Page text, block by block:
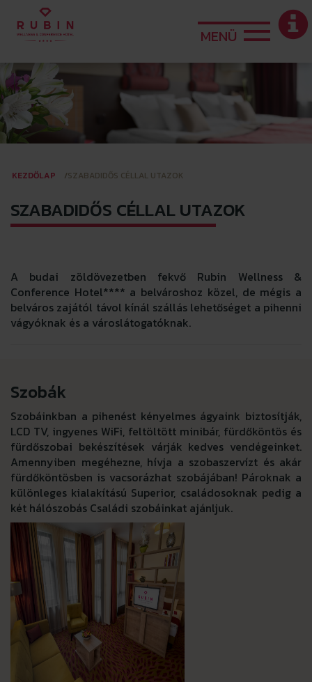
MENÜ
KEZDŐLAP SZABADIDŐS CÉLLAL UTAZOK
SZABADIDŐS CÉLLAL UTAZOK
A budai zöldövezetben fekvő Rubin Wellness &
Conference Hotel**** a belvároshoz közel, de mégis a
belváros zajától távol kínál szállás lehetőséget a pihenni
vágyóknak és a városlátogatóknak.
Szobák
Szobáinkban a pihenést kényelmes ágyaink biztosítják,
LCD TV, ingyenes WiFi, feltöltött minibár, fürdőköntös és
fürdőszobai bekészítések várják kedves vendégeinket.
Amennyiben megéhezne, hívja a szobaszervízt és akár
fürdőköntösben is vacsorázhat szobájában! Pároknak a
különleges kialakítású Superior, családosoknak pedig a
két hálószobás Családi szobáinkat ajánljuk.